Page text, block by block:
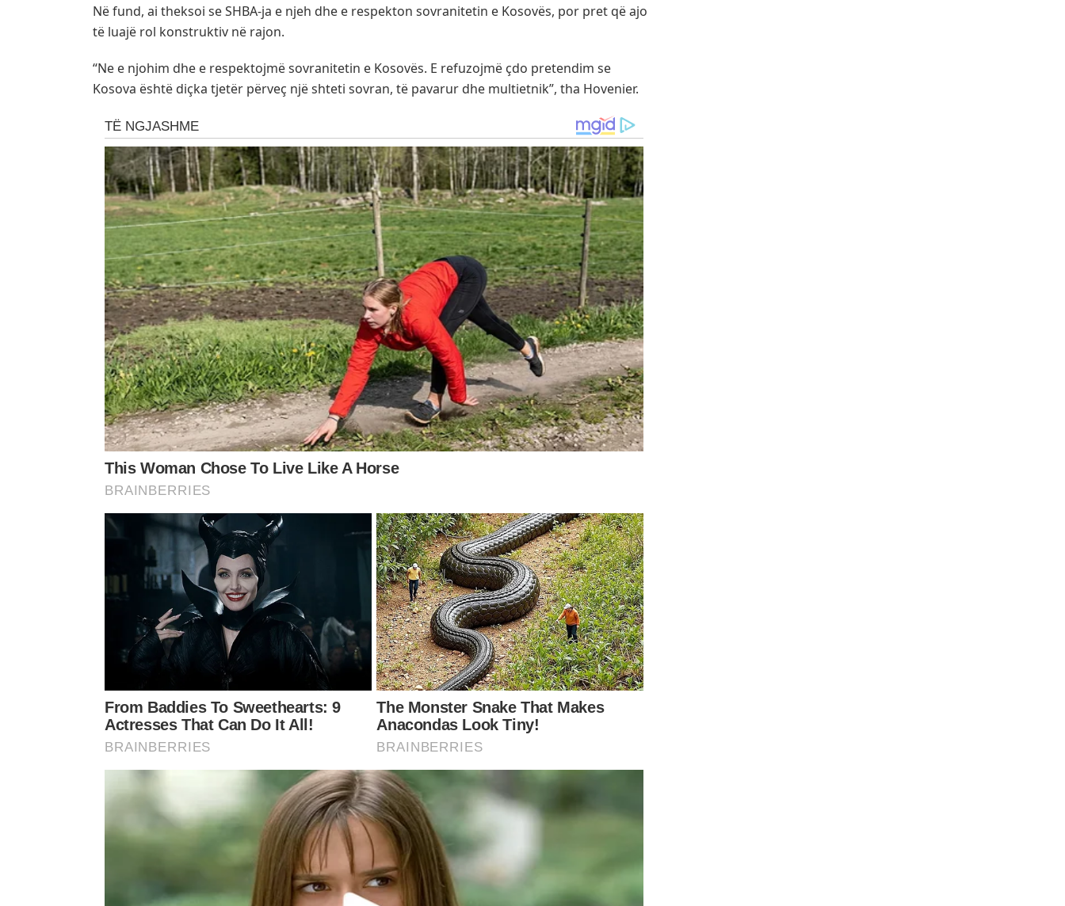
Në fund, ai theksoi se SHBA-ja e njeh dhe e respekton sovranitetin e Kosovës, por pret që ajo
të luajë rol konstruktiv në rajon.
“Ne e njohim dhe e respektojmë sovranitetin e Kosovës. E refuzojmë çdo pretendim se
Kosova është diçka tjetër përveç një shteti sovran, të pavarur dhe multietnik”, tha Hovenier.